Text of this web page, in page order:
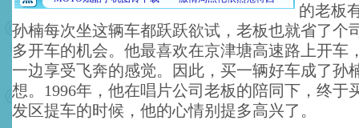
的老板
孙楠每次坐这辆车都跃跃欲试，老板也就省了个
多开车的机会。他最喜欢在京津塘高速路上开车
一边享受飞奔的感觉。因此，买一辆好车成了孙
想。1996年，他在唱片公司老板的陪同下，终于
发区提车的时候，他的心情别提多高兴了。